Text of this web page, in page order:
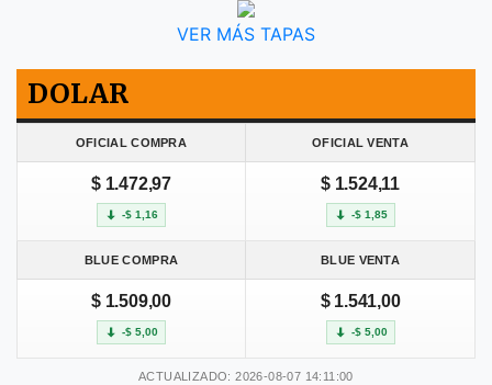
VER MÁS TAPAS
DOLAR
OFICIAL COMPRA OFICIAL VENTA
$ 1.472,97
-$ 1,16
$ 1.524,11
-$ 1,85
BLUE COMPRA BLUE VENTA
$ 1.509,00
-$ 5,00
$ 1.541,00
-$ 5,00
ACTUALIZADO: 2026-08-07 14:11:00